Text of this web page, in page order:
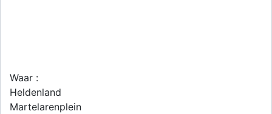
Waar :
Heldenland
Martelarenplein